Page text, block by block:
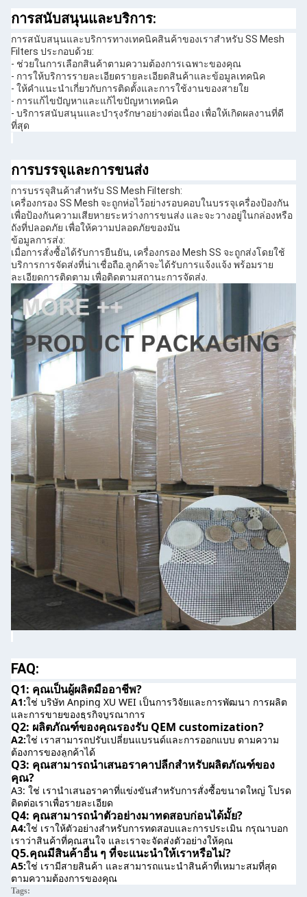
การสนับสนุนและบริการ:
การสนับสนุนและบริการทางเทคนิคสินค้าของเราสําหรับ SS Mesh
Filters ประกอบด้วย:
- ช่วยในการเลือกสินค้าตามความต้องการเฉพาะของคุณ
- การให้บริการรายละเอียดรายละเอียดสินค้าและข้อมูลเทคนิค
- ให้คําแนะนําเกี่ยวกับการติดตั้งและการใช้งานของสายใย
- การแก้ไขปัญหาและแก้ไขปัญหาเทคนิค
- บริการสนับสนุนและบํารุงรักษาอย่างต่อเนื่อง เพื่อให้เกิดผลงานที่ดี
ที่สุด
การบรรจุและการขนส่ง
การบรรจุสินค้าสําหรับ SS Mesh Filtersh:
เครื่องกรอง SS Mesh จะถูกห่อไว้อย่างรอบคอบในบรรจุเครื่องป้องกัน
เพื่อป้องกันความเสียหายระหว่างการขนส่ง และจะวางอยู่ในกล่องหรือ
ถังที่ปลอดภัย เพื่อให้ความปลอดภัยของมัน
ข้อมูลการส่ง:
เมื่อการสั่งซื้อได้รับการยืนยัน, เครื่องกรอง Mesh SS จะถูกส่งโดยใช้
บริการการจัดส่งที่น่าเชื่อถือ.ลูกค้าจะได้รับการแจ้งแจ้ง พร้อมราย
ละเอียดการติดตาม เพื่อติดตามสถานะการจัดส่ง.
FAQ:
Q1: คุณเป็นผู้ผลิตมืออาชีพ?
A1:ใช่ บริษัท Anping XU WEI เป็นการวิจัยและการพัฒนา การผลิต
และการขายของธุรกิจบูรณาการ
Q2: ผลิตภัณฑ์ของคุณรองรับ QEM customization?
A2:ใช่ เราสามารถปรับเปลี่ยนแบรนด์และการออกแบบ ตามความ
ต้องการของลูกค้าได้
Q3: คุณสามารถนําเสนอราคาปลีกสําหรับผลิตภัณฑ์ของ
คุณ?
A3: ใช่ เรานําเสนอราคาที่แข่งขันสําหรับการสั่งซื้อขนาดใหญ่ โปรด
ติดต่อเราเพื่อรายละเอียด
Q4: คุณสามารถนําตัวอย่างมาทดสอบก่อนได้มั้ย?
A4:ใช่ เราให้ตัวอย่างสําหรับการทดสอบและการประเมิน กรุณาบอก
เราว่าสินค้าที่คุณสนใจ และเราจะจัดส่งตัวอย่างให้คุณ
Q5.คุณมีสินค้าอื่น ๆ ที่จะแนะนําให้เราหรือไม่?
A5:ใช่ เรามีสายสินค้า และสามารถแนะนําสินค้าที่เหมาะสมที่สุด
ตามความต้องการของคุณ
Tags: